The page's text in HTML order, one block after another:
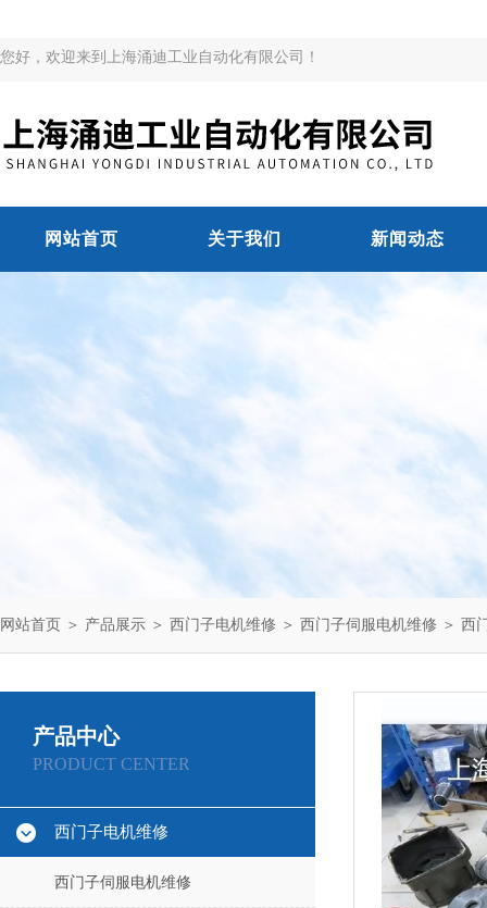
您好，欢迎来到上海涌迪工业自动化有限公司！
网站首页 关于我们 新闻动态
网站首页 ＞ 产品展示 ＞ 西门子电机维修 ＞ 西门子伺服电机维修 ＞ 西
产品中心
PRODUCT CENTER
西门子电机维修
西门子伺服电机维修